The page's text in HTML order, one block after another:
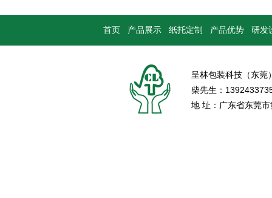
首页 产品展示 纸托定制 产品优势 研发
呈林包装科技（东
柴先生：
地 址：广东省东莞